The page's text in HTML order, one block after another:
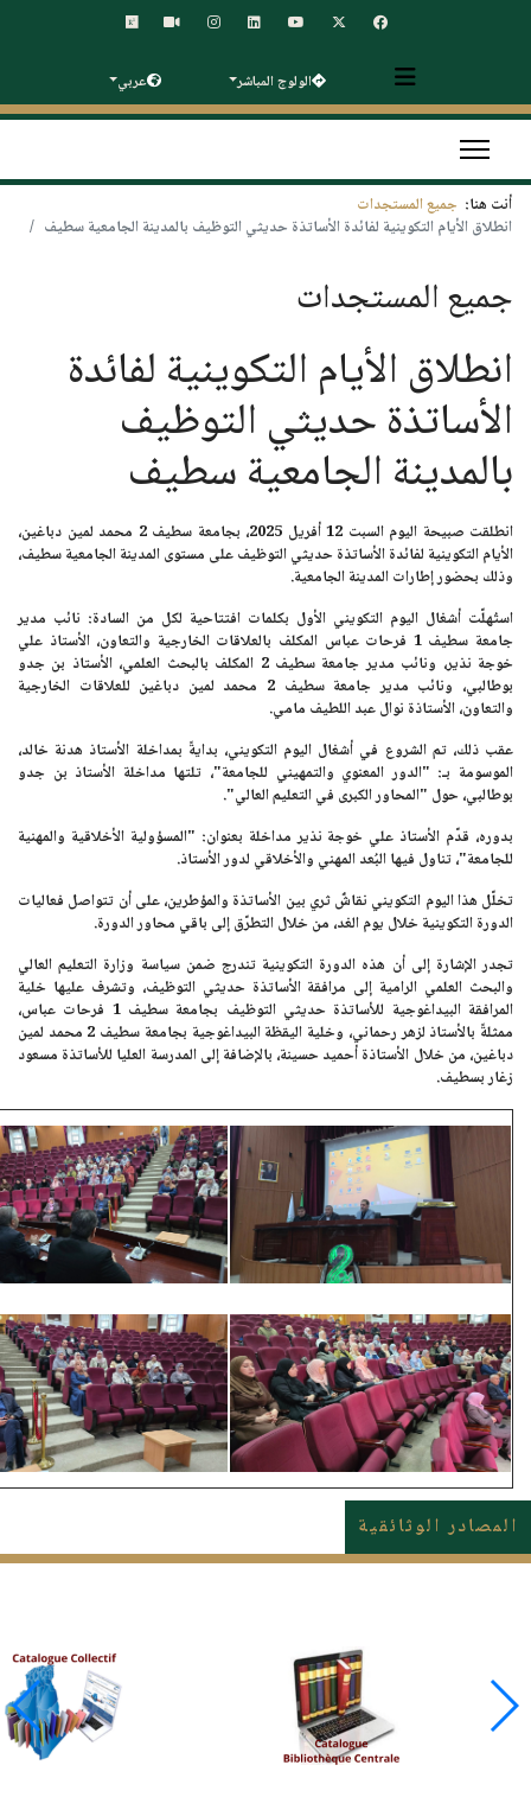
الولوج المباشر عربي
أنت هنا: جميع المستجدات
انطلاق الأيام التكوينية لفائدة الأساتذة حديثي التوظيف بالمدينة الجامعية سطيف
جميع المستجدات
انطلاق الأيام التكوينية لفائدة
الأساتذة حديثي التوظيف
بالمدينة الجامعية سطيف
انطلقت صبيحة اليوم السبت 12 أفريل 2025 ، بجامعة سطيف 2 محمد لمين دباغين
،
الأيام التكوينية لفائدة الأساتذة حديثي التوظيف على مستوى المدينة الجامعية سطيف،
وذلك بحضور إطارات المدينة الجامعية.
استُهلّت أشغال اليوم التكويني الأول بكلمات افتتاحية لكل من السادة: نائب مدير
جامعة سطيف 1 فرحات عباس
المكلف بالعلاقات الخارجية والتعاون، الأستاذ علي
خوجة نذير، ونائب مدير جامعة سطيف 2 المكلف بالبحث العلمي، الأستاذ بن جدو
بوطالبي
، ونائب مدير جامعة سطيف 2 محمد لمين دباغين للعلاقات الخارجية
والتعاون،الأستاذة نوال عبد اللطيف مامي.
عقب ذلك، تم الشروع في أشغال اليوم التكويني، بدايةً بمداخلة الأستاذ هدنة خالد،
الموسومة بـ: "الدور المعنوي والتمهيني للجامعة"، تلتها مداخلة الأستاذ بن جدو
بوطالبي، حول "المحاور الكبرى في التعليم العالي".
بدوره، قدّم الأستاذ علي خوجة نذير مداخلة بعنوان: "المسؤولية الأخلاقية والمهنية
للجامعة"، تناول فيها البُعد المهني والأخلاقي لدور الأستاذ.
تخلّل هذا اليوم التكويني نقاشٌ ثري بين الأساتذة والمؤطرين، على أن تتواصل فعاليات
الدورة التكوينية خلال يوم الغد، من خلال التطرّق إلى باقي محاور الدورة.
تجدر الإشارة إلى أن هذه الدورة التكوينية تندرج ضمن سياسة وزارة التعليم العالي
والبحث العلمي الرامية إلى مرافقة الأساتذة حديثي التوظيف، وتشرف عليها خلية
المرافقة البيداغوجية للأساتذة حديثي التوظيف بجامعة سطيف 1 فرحات عباس
،
ممثلةً بالأستاذ لزهر رحماني، وخلية اليقظة البيداغوجية ب
جامعة سطيف 2 محمد لمين
دباغين، من خلال الأستاذة أحميد حسينة، بالإضافة إلىالمدرسة العليا للأساتذة مسعود
زغاربسطيف.
المصادر الوثائقية